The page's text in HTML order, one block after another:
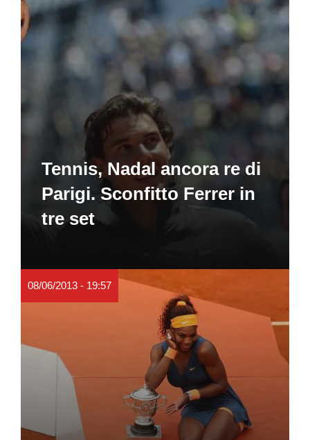
Tennis, Nadal ancora re di
Parigi. Sconfitto Ferrer in
tre set
08/06/2013 - 19:57